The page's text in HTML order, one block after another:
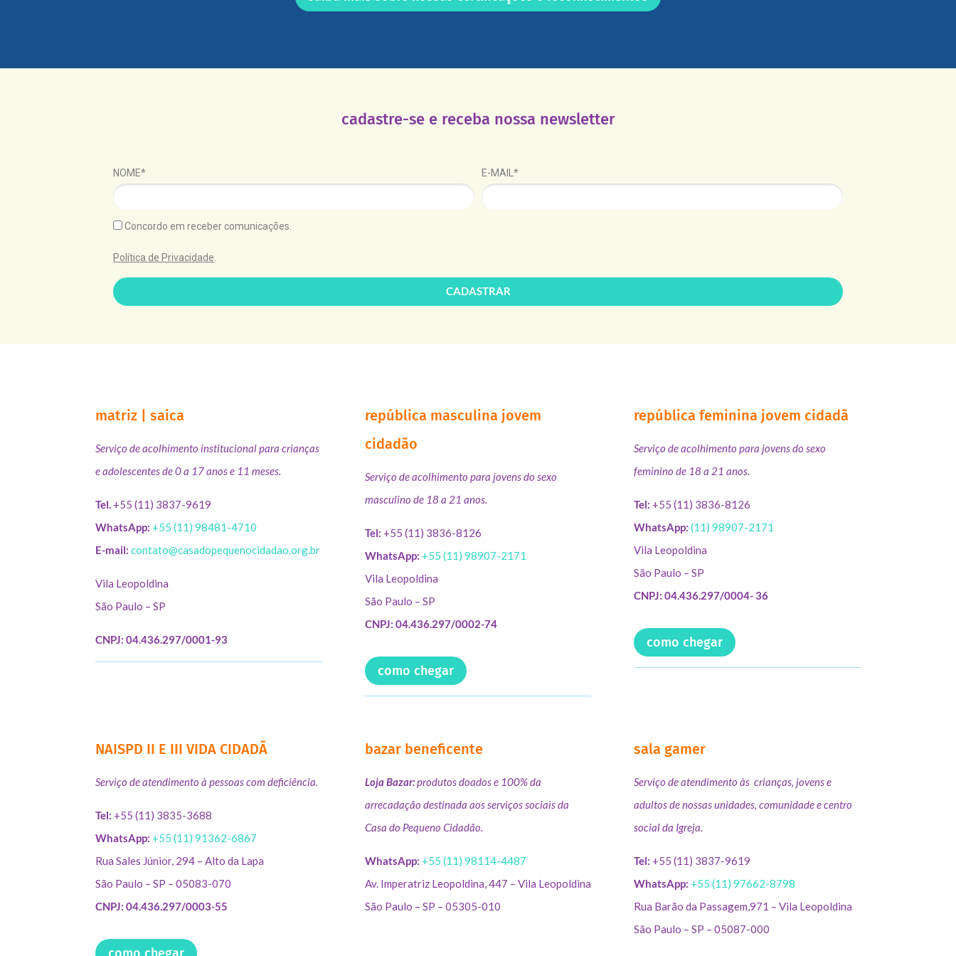
cadastre-se e receba nossa newsletter
NOME* E-MAIL*
Concordo em receber comunicações.
Política de Privacidade
CADASTRAR
matriz | saica
Serviço de acolhimento institucional para crianças
e adolescentes de 0 a 17 anos e 11 meses.
Tel. +55 (11) 3837-9619
WhatsApp: +55 (11) 98481-4710
E-mail: contato@casadopequenocidadao.org.br
Vila Leopoldina
São Paulo – SP
CNPJ: 04.436.297/0001-93
república masculina jovem
cidadão
Serviço de acolhimento para jovens do sexo
masculino de 18 a 21 anos.
Tel: +55 (11) 3836-8126
WhatsApp: +55 (11) 98907-2171
Vila Leopoldina
São Paulo – SP
CNPJ: 04.436.297/0002-74
como chegar
república feminina jovem cidadã
Serviço de acolhimento para jovens do sexo
feminino de 18 a 21 anos.
Tel: +55 (11) 3836-8126
WhatsApp: (11) 98907-2171
Vila Leopoldina
São Paulo – SP
CNPJ: 04.436.297/0004- 36
como chegar
NAISPD II E III VIDA CIDADÃ
Serviço de atendimento à pessoas com deficiência.
Tel: +55 (11) 3835-3688
WhatsApp: +55 (11) 91362-6867
Rua Sales Júnior, 294 – Alto da Lapa
São Paulo – SP – 05083-070
CNPJ: 04.436.297/0003-55
bazar beneficente
Loja Bazar:produtos doados e 100% da
arrecadação destinada aos serviços sociais da
Casa do Pequeno Cidadão.
WhatsApp: +55 (11) 98114-4487
Av. Imperatriz Leopoldina, 447 – Vila Leopoldina
São Paulo – SP – 05305-010
sala gamer
Serviço de atendimento às crianças, jovens e
adultos de nossas unidades, comunidade e centro
social da Igreja.
Tel: +55 (11) 3837-9619
WhatsApp: +55 (11) 97662-8798
Rua Barão da Passagem,971 – Vila Leopoldina
São Paulo – SP – 05087-000